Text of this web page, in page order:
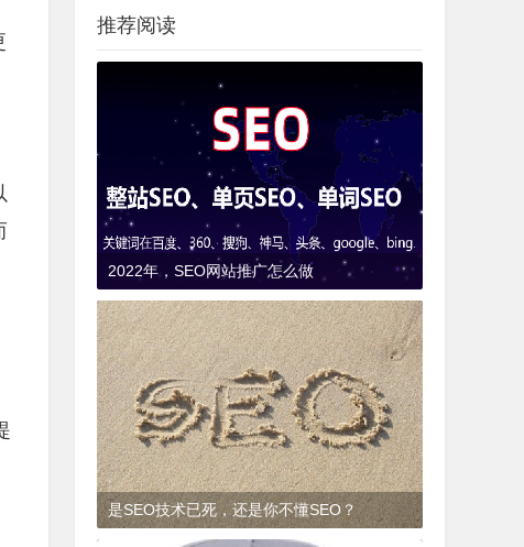
推荐阅读
2022年，SEO网站推广怎么做
9年前(2017-01-23) SEO知识
是SEO技术已死，还是你不懂SEO？
(2017-01-23)